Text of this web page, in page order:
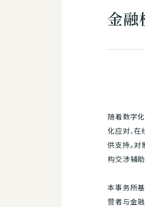
金融
随着数字
化应对、
供支持。
构交涉辅
本事务所
营者与金